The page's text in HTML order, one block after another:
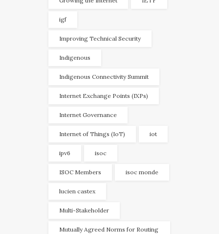
igf
Improving Technical Security
Indigenous
Indigenous Connectivity Summit
Internet Exchange Points (IXPs)
Internet Governance
Internet of Things (IoT) iot
ipv6 isoc
ISOC Members isoc monde
lucien castex
Multi-Stakeholder
Mutually Agreed Norms for Routing